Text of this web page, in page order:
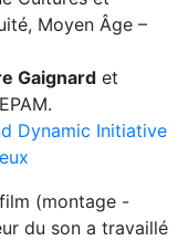
Moyen Âge –
Gaignard et
Dynamic Initiative
(montage -
du son a travaillé